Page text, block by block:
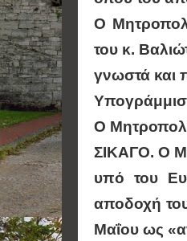
Ο
του κ.
γνωστά και
Ο
ΣΙΚΑΓΟ. Ο
υπό του
αποδοχή
Μαΐου ως